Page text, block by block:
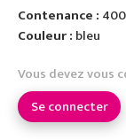
Contenance :
Couleur : bleu
Vous devez vous
Se connecter